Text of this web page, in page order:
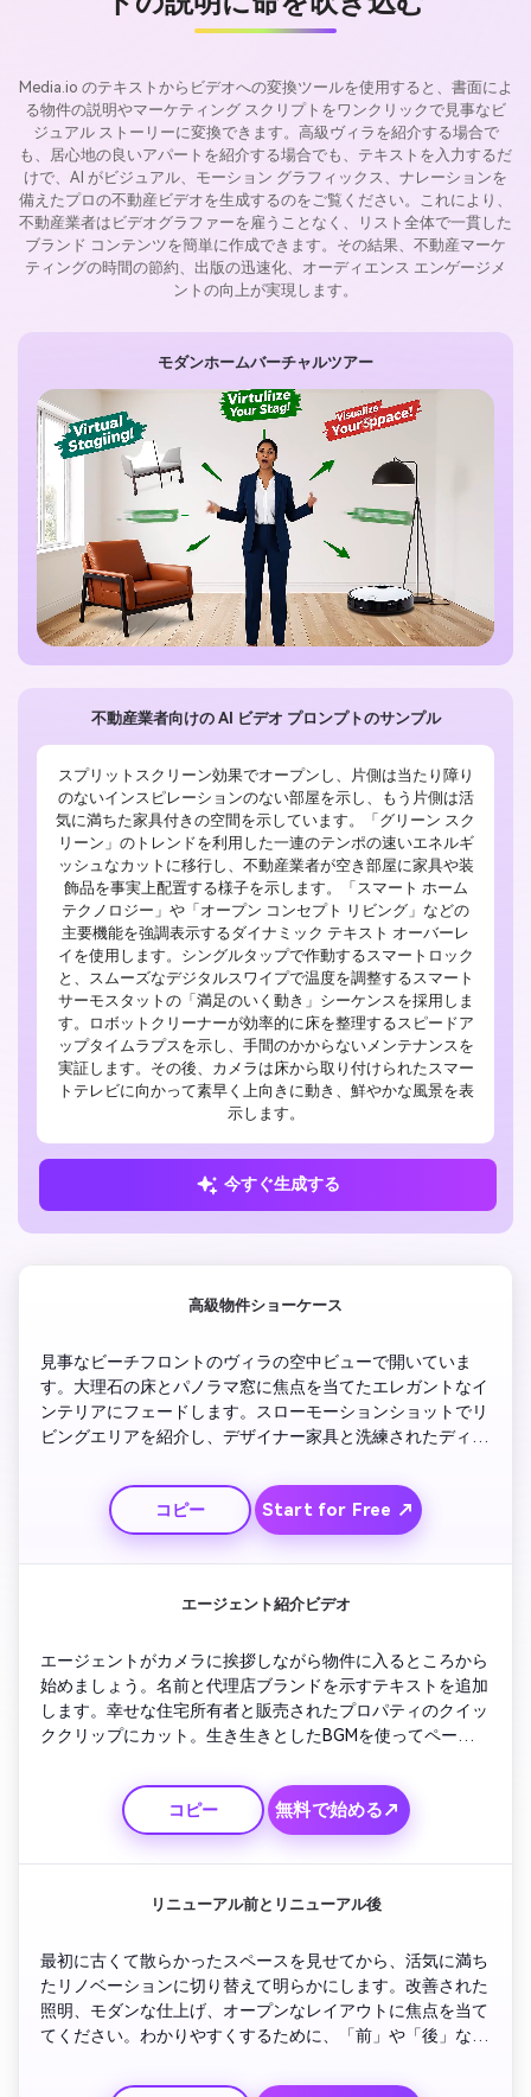
Media.io のテキストからビデオへの変換ツールを使用すると、書面によ
る物件の説明やマーケティング スクリプトをワンクリックで見事なビ
ジュアル ストーリーに変換できます。高級ヴィラを紹介する場合で
も、居心地の良いアパートを紹介する場合でも、テキストを入力するだ
けで、AI がビジュアル、モーション グラフィックス、ナレーションを
備えたプロの不動産ビデオを生成するのをご覧ください。これにより、
不動産業者はビデオグラファーを雇うことなく、リスト全体で一貫した
ブランド コンテンツを簡単に作成できます。その結果、不動産マーケ
ティングの時間の節約、出版の迅速化、オーディエンス エンゲージメ
ントの向上が実現します。
不動産業者向けの AI ビデオ プロンプトのサンプル
スプリットスクリーン効果でオープンし、片側は当たり障り
のないインスピレーションのない部屋を示し、もう片側は活
気に満ちた家具付きの空間を示しています。「グリーン スク
リーン」のトレンドを利用した一連のテンポの速いエネルギ
ッシュなカットに移行し、不動産業者が空き部屋に家具や装
飾品を事実上配置する様子を示します。「スマート ホーム
テクノロジー」や「オープン コンセプト リビング」などの
主要機能を強調表示するダイナミック テキスト オーバーレ
イを使用します。シングルタップで作動するスマートロック
と、スムーズなデジタルスワイプで温度を調整するスマート
サーモスタットの「満足のいく動き」シーケンスを採用しま
す。ロボットクリーナーが効率的に床を整理するスピードア
ップタイムラプスを示し、手間のかからないメンテナンスを
実証します。その後、カメラは床から取り付けられたスマー
トテレビに向かって素早く上向きに動き、鮮やかな風景を表
示します。
今すぐ生成する
モダンホームバーチャルツアー
高級物件ショーケース
見事なビーチフロントのヴィラの空中ビューで開いていま
す。大理石の床とパノラマ窓に焦点を当てたエレガントなイ
ンテリアにフェードします。スローモーションショットでリ
ビングエリアを紹介し、デザイナー家具と洗練されたディテ
キ、オーシャンビューなどのハイライトアメニティ。感情的
なアピールのために、上品で映画のような音楽を使用してく
コピー Start for Free ↗
エージェント紹介ビデオ
エージェントがカメラに挨拶しながら物件に入るところから
始めましょう。名前と代理店ブランドを示すテキストを追加
します。幸せな住宅所有者と販売されたプロパティのクイッ
ククリップにカット。生き生きとしたBGMを使ってペースを
クローズアップを含めます。「夢の家を見つけるのを手伝っ
てあげましょう」という大胆な CTA で最後に。
コピー 無料で始める↗
リニューアル前とリニューアル後
最初に古くて散らかったスペースを見せてから、活気に満ち
たリノベーションに切り替えて明らかにします。改善された
照明、モダンな仕上げ、オープンなレイアウトに焦点を当て
てください。わかりやすくするために、「前」や「後」など
明るいトランジションを使用してください。変身力を発揮し